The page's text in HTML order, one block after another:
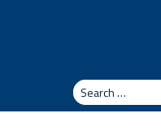
Search